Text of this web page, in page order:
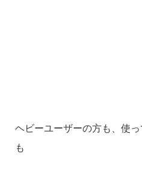
ヘビーユーザーの方も、使
も